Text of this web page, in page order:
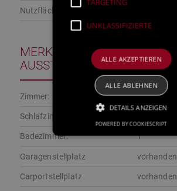
Nutzfläche:
MERKMALE UND
AUSSTATTUNG
Zimmer: 5
Schlafzimmer:
Badezimmer: 1
Garagenstellplatz vorhanden
Carportstellplatz vorhanden
UNKLASSIFIZIERTE
ALLE AKZEPTIEREN
ALLE ABLEHNEN
DETAILS ANZEIGEN
POWERED BY COOKIESCRIPT